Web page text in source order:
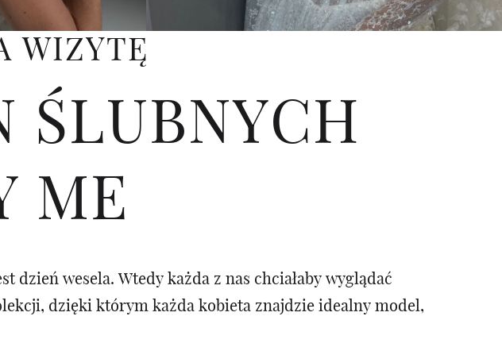
WIZYTĘ
ŚLUBNYCH
ME
wesela. Wtedy każda z nas chciałaby wyglądać
dzięki którym każda kobieta znajdzie idealny model,